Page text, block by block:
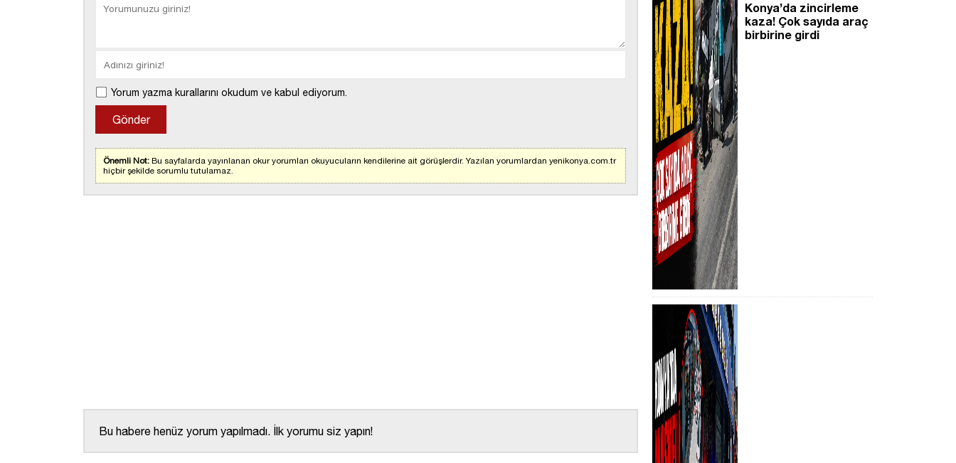
Yorum yazma kurallarını okudum ve kabul ediyorum.
Önemli Not: Bu sayfalarda yayınlanan okur yorumları okuyucuların kendilerine ait görüşlerdir. Yazılan yorumlardan yenikonya.com.tr
hiçbir şekilde sorumlu tutulamaz.
Bu habere henüz yorum yapılmadı. İlk yorumu siz yapın!
Konya’da zincirleme
kaza! Çok sayıda araç
birbirine girdi